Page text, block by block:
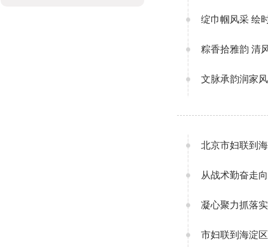
绽巾帼风采 绘
粽香拾雅韵 清
文脉承韵润家
北京市妇联到
从战术勤奋走
凝心聚力抓落
市妇联到海淀